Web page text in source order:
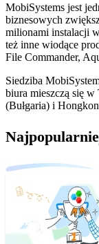
MobiSystems jest
biznesowych
milionami instalacji
też inne wiodące
File Commander,
Siedziba
biura mieszczą się
(Bułgaria) i